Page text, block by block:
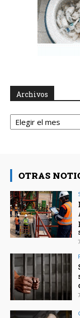
Archivos
Archivos
OTRAS